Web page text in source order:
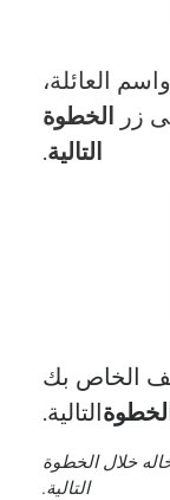
العائلة،
زر
الخطوة
التالية.
الخاص بك
التالية.
خلال الخطوة
التالية.